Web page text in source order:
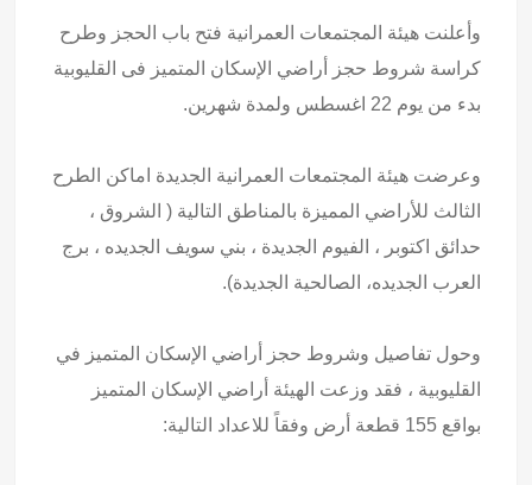
وأعلنت هيئة المجتمعات العمرانية فتح باب الحجز وطرح
كراسة شروط حجز أراضي الإسكان المتميز فى القليوبية
بدء من يوم 22 اغسطس ولمدة شهرين.
وعرضت هيئة المجتمعات العمرانية الجديدة اماكن الطرح
الثالث للأراضي المميزة بالمناطق التالية ( الشروق ،
حدائق اكتوبر ، الفيوم الجديدة ، بني سويف الجديده ، برج
العرب الجديده، الصالحية الجديدة).
وحول تفاصيل وشروط حجز أراضي الإسكان المتميز في
القليوبية ، فقد وزعت الهيئة أراضي الإسكان المتميز
بواقع 155 قطعة أرض وفقاً للاعداد التالية: